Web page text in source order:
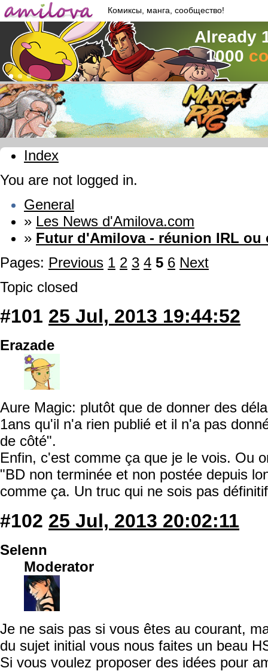
Комиксы, манга, сообщество!
Already
1000
Index
You are not logged in.
General
» Les News d'Amilova.com
» Futur d'Amilova - réunion IRL ou
Pages: Previous 1 2 3 4 5 6 Next
Topic closed
#101 25 Jul, 2013 19:44:52
Erazade
Aure Magic: plutôt que de donner des
1ans qu'il n'a rien publié et il n'a pas
de côté".
Enfin, c'est comme ça que je le vois. Ou
"BD non terminée et non postée depuis
comme ça. Un truc qui ne sois pas
#102 25 Jul, 2013 20:02:11
Selenn
Moderator
Je ne sais pas si vous êtes au courant,
du sujet initial vous nous faites un beau
Si vous voulez proposer des idées pour